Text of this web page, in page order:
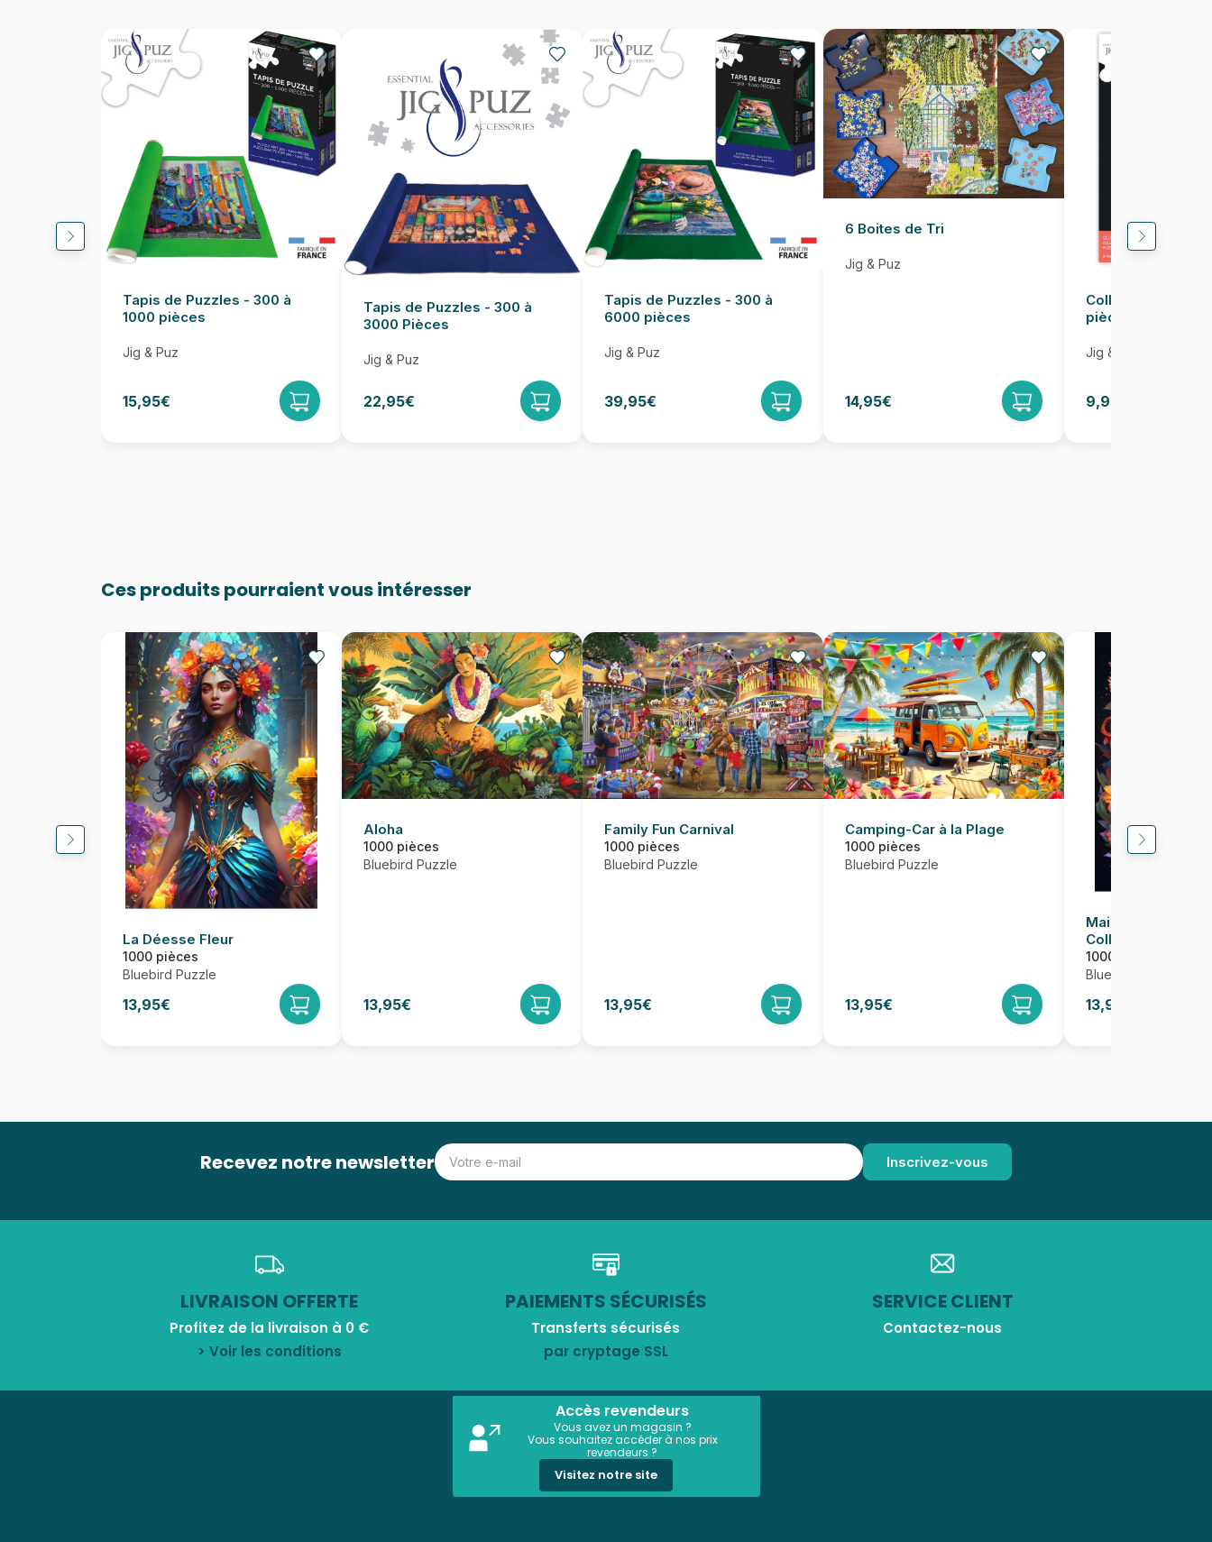
Tapis de Puzzles - 300 à
1000 pièces
Jig & Puz
15,95€
Tapis de Puzzles - 300 à
3000 Pièces
Jig & Puz
22,95€
Tapis de Puzzles - 300 à
6000 pièces
Jig & Puz
39,95€
6 Boites de Tri
Jig & Puz
14,95€
Colle pour Puzzle
pièces
Jig & Puz
9,95€
Ces produits pourraient vous intéresser
La Déesse Fleur
1000 pièces
Bluebird Puzzle
13,95€
Aloha
1000 pièces
Bluebird Puzzle
13,95€
Family Fun Carnival
1000 pièces
Bluebird Puzzle
13,95€
Camping-Car à la Plage
1000 pièces
Bluebird Puzzle
13,95€
Maia - Soul of
Collection
1000 pièces
Bluebird Puzzle
13,95€
Recevez notre newsletter
LIVRAISON OFFERTE
Profitez de la livraison à 0 €
> Voir les conditions
PAIEMENTS SÉCURISÉS
Transferts sécurisés
par cryptage SSL
SERVICE CLIENT
Contactez-nous
Accès revendeurs
Vous avez un magasin ?
Vous souhaitez accéder à nos prix
revendeurs ?
Visitez notre site